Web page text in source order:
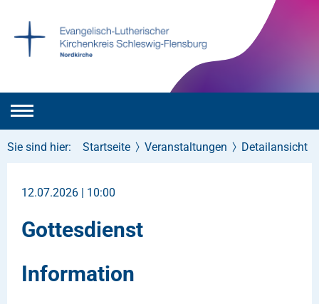
Sie sind hier: Startseite Veranstaltungen Detailansicht
12.07.2026 | 10:00
Gottesdienst
Information